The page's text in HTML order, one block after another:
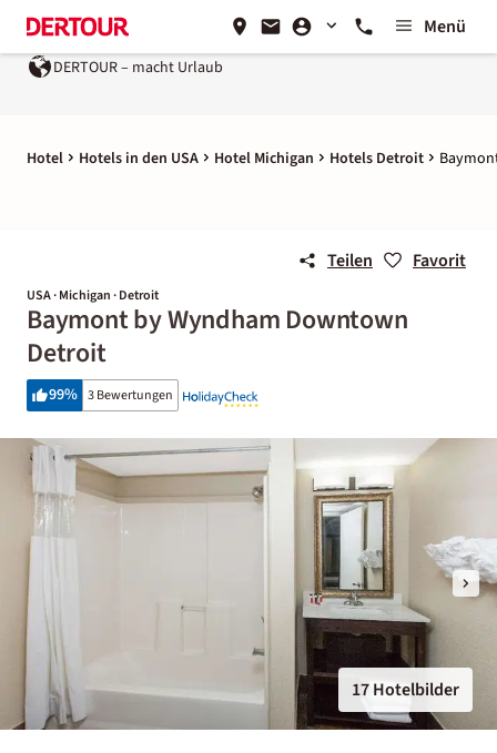
Menü
DERTOUR – macht Urlaub
Hotel Hotels in den USA Hotel Michigan Hotels Detroit
Teilen Favorit
USA · Michigan · Detroit
Baymont by Wyndham Downtown
Detroit
99% 3 Bewertungen
17 Hotelbilder